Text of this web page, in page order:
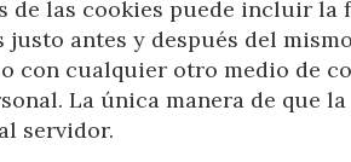
de las cookies puede incluir
antes y después del
con cualquier otro medio de
La única manera de que
servidor.